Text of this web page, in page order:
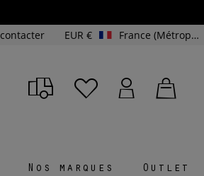
EUR € France (Métropolitaine et Corse)
Nos marques Outlet